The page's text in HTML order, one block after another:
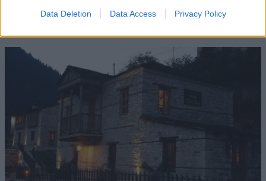
Data Deletion Data Access Privacy Policy